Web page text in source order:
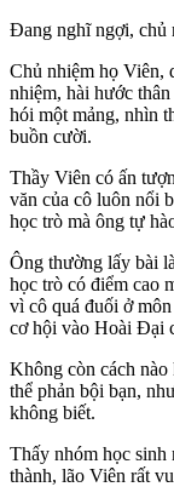
Đang nghĩ ngợi, chủ
Chủ nhiệm họ Viên,
nhiệm, hài hước
hói một mảng, nhìn
buồn cười.
Thầy Viên có ấn
văn của cô luôn nổi
học trò mà ông tự
Ông thường lấy bài
học trò có điểm cao
vì cô quá đuối ở
cơ hội vào Hoài Đại
Không còn cách
thể phản bội bạn,
không biết.
Thấy nhóm học sinh
thành, lão Viên rất